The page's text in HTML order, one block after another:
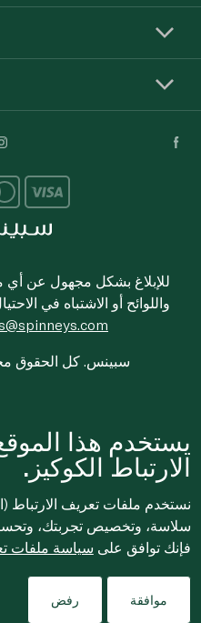
للإبلاغ بشكل مجهول عن أي
واللوائح أو الاشتباه في
© 2020-2026 سبينس. كل
يستخدم هذا
الارتباط الكوكيز.
نستخدم ملفات تعريف الارتباط
سلاسة، وتخصيص تجربتك،
فإنك توافق على سياسة ملفات
موافقة رفض